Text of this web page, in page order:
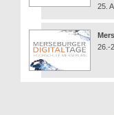
25.
26.-